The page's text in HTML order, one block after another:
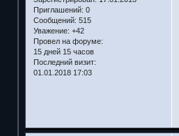
Приглашений: 0
Сообщений: 515
Уважение: +42
Провел на форуме:
15 дней 15 часов
Последний визит:
01.01.2018 17:03